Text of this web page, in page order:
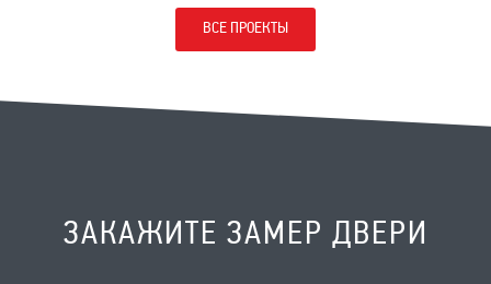
ВСЕ ПРОЕКТЫ
ЗАКАЖИТЕ ЗАМЕР ДВЕРИ